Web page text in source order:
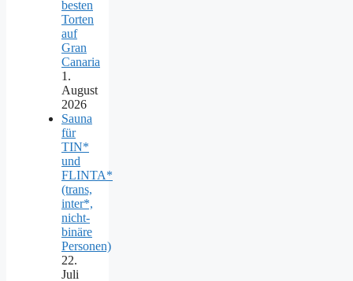
besten
Torten
auf
Gran
Canaria
1.
August
2026
Sauna
für
TIN*
und
FLINTA*
(trans,
inter*,
nicht-
binäre
Personen)
22.
Juli